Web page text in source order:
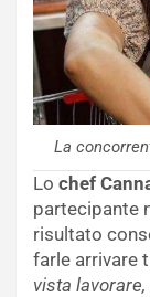
La
Lo chef
partecipante
risultato
farle arrivare
vista